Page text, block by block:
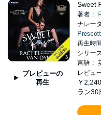
プレビューの
再生
Sweet
著者：
ナレー
Prescott
再生時
シリー
言語：
レビュ
￥2,240
ラン30